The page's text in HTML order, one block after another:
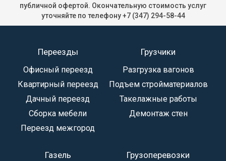
публичной офертой. Окончательную стоимость услуг
уточняйте по телефону+7 (347) 294-58-44
Переезды
Офисный переезд
Квартирный переезд
Дачный переезд
Сборка мебели
Переезд межгород
Грузчики
Разгрузка вагонов
Подъем стройматериалов
Такелажные работы
Демонтаж стен
Газель Грузоперевозки